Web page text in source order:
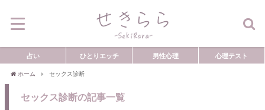
占い ひとりエッチ 男性心理 心理テスト
ホーム セックス診断
セックス診断の記事一覧